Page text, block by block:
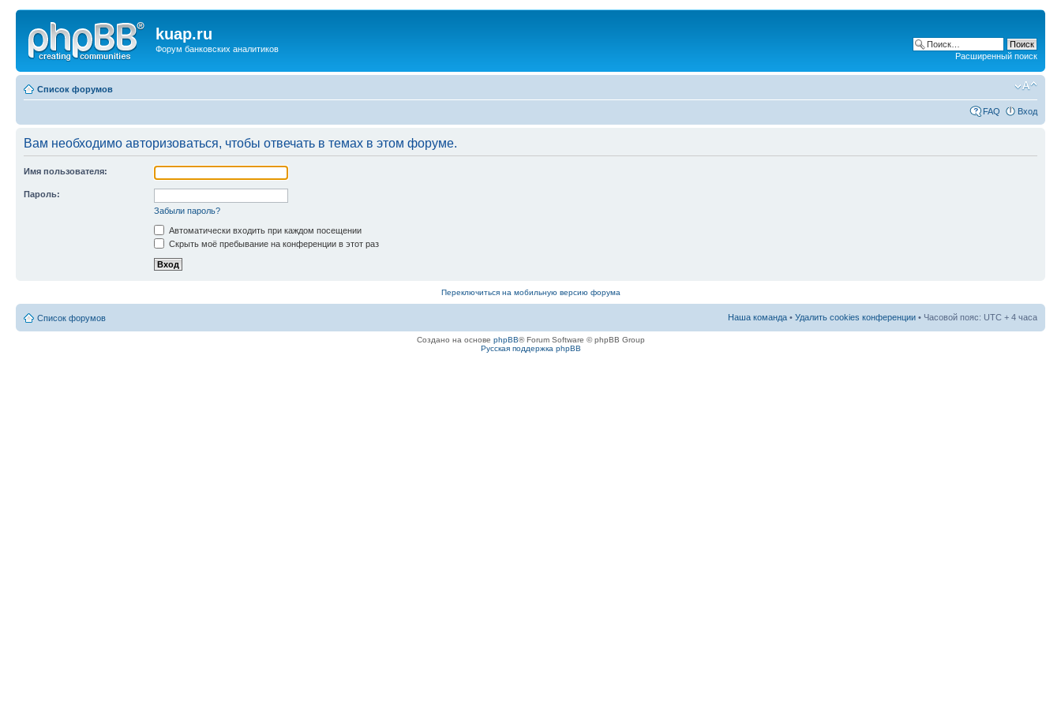
kuap.ru
Форум банковских аналитиков
Расширенный поиск
Список форумов
FAQ Вход
Вам необходимо авторизоваться, чтобы отвечать в темах в этом форуме.
Имя пользователя:
Пароль:
Забыли пароль?
Автоматически входить при каждом посещении
Скрыть моё пребывание на конференции в этот раз
Переключиться на мобильную версию форума
Список форумов Наша команда • Удалить cookies конференции • Часовой пояс: UTC + 4 часа
Создано на основе phpBB® Forum Software © phpBB Group
Русская поддержка phpBB